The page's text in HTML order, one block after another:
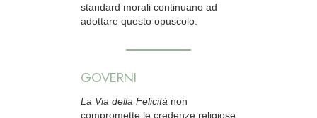
standard morali continuano ad
adottare questo opuscolo.
GOVERNI
La Via della Felicità non
compromette le credenze religiose